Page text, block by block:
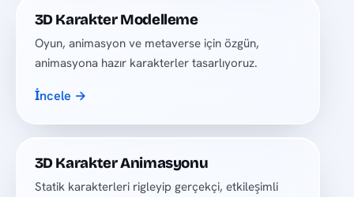
3D Karakter Modelleme
Oyun, animasyon ve metaverse için özgün,
animasyona hazır karakterler tasarlıyoruz.
İncele →
3D Karakter Animasyonu
Statik karakterleri rigleyip gerçekçi, etkileşimli